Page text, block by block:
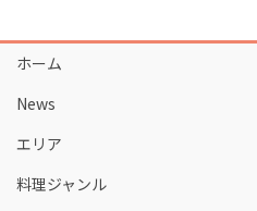
ホーム
News
エリア
料理ジャンル